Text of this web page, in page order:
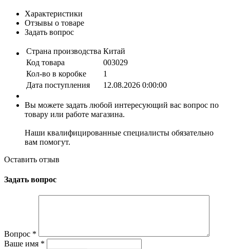
Характеристики
Отзывы о товаре
Задать вопрос
Страна производства Китай
Код товара
003029
Кол-во в коробке
1
Дата поступления
12.08.2026 0:00:00
Вы можете задать любой интересующий вас вопрос по
товару или работе магазина.
Наши квалифицированные специалисты обязательно
вам помогут.
Оставить отзыв
Задать вопрос
Вопрос *
Ваше имя *